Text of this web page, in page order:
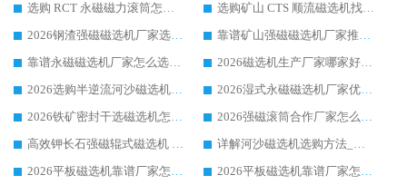
选购 RCT 永磁磁力滚筒怎么选?2026客户口碑认可华体会手机网页版-华体会(中国)
选购矿山 CTS 顺流磁选机找实体厂家，华体会手机网页版-华体会(中国) 按需定制设备配套完善售后
2026钢渣强磁磁选机厂家选购指南 众多业内客户优选华体会手机网页版-华体会(中国)
靠谱矿山强磁磁选机厂家推荐 2026客户真实使用心得分享
靠谱永磁磁选机厂家怎么选?福建客户真实体验分享华体会手机网页版-华体会(中国) 品牌
2026磁选机生产厂家哪家好?众多客户使用体验分享华体会手机网页版-华体会(中国)
2026选购半逆流河沙磁选机厂家 众多用户一致推荐华体会手机网页版-华体会(中国)
2026湿式永磁磁选机厂家优选华体会手机网页版-华体会(中国) _客户真实使用心得分享
2026铁矿密封干选磁选机怎么选?华体会手机网页版-华体会(中国) 厂家客户实操心得分享
2026强磁滚筒合作厂家怎么选-华体会手机网页版-华体会(中国) 行业优质供应商参考指南
高效钾长石强磁辊式磁选机 华体会手机网页版-华体会(中国) 专业制造品质值得信赖
详解河沙磁选机选购方法_除铁器品牌及华体会手机网页版-华体会(中国) 企业解析
2026平板磁选机靠谱厂家怎么选？华体会手机网页版-华体会(中国) 凭硬实力甄选合作品牌
2026平板磁选机靠谱厂家怎么选？华体会手机网页版-华体会(中国) 凭硬实力甄选合作品牌